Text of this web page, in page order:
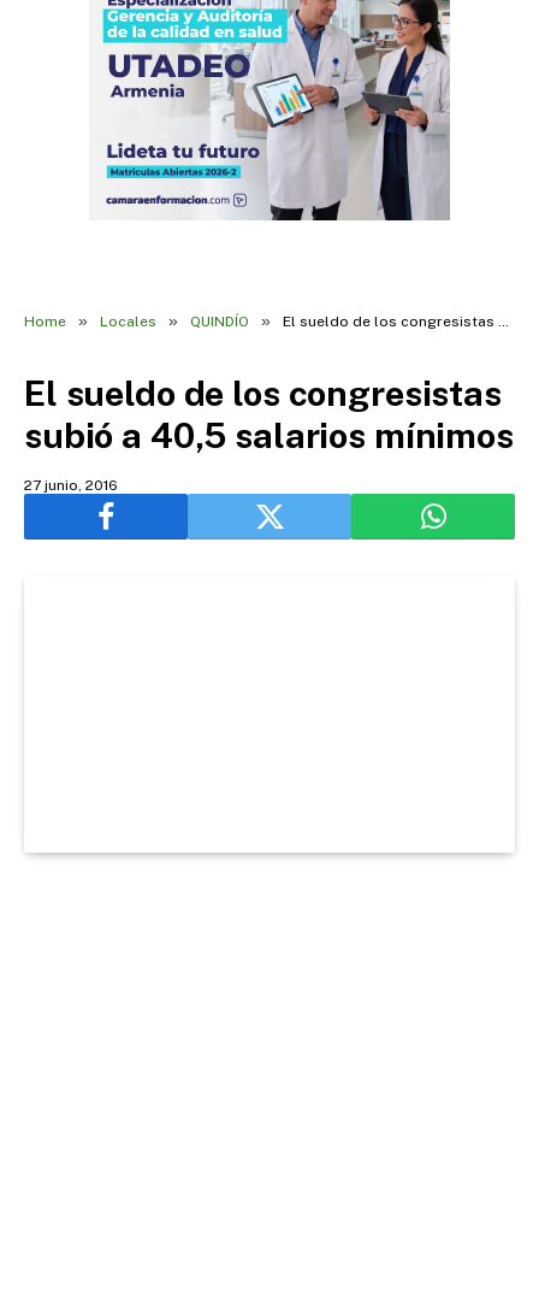
Home » Locales » QUINDÍO » El sueldo de los congresistas subió a 40,5 salarios mínimos
El sueldo de los congresistas
subió a 40,5 salarios mínimos
27 junio, 2016